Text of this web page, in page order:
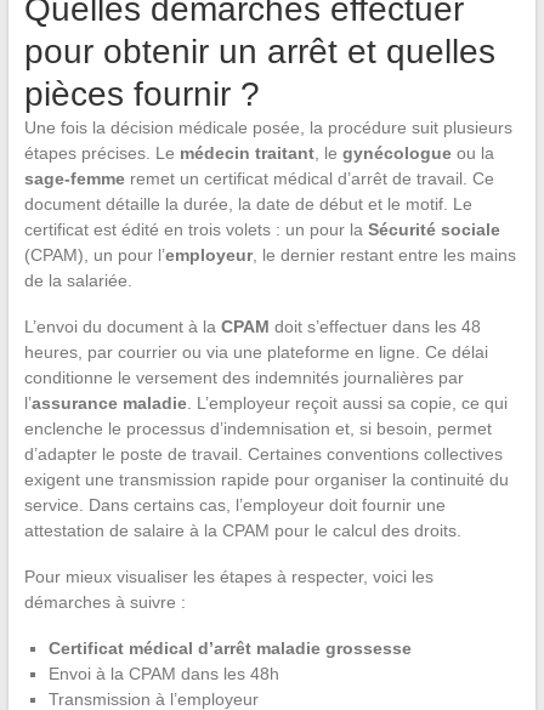
Quelles démarches effectuer
pour obtenir un arrêt et quelles
pièces fournir ?
Une fois la décision médicale posée, la procédure suit plusieurs
étapes précises. Le médecin traitant, le gynécologueou la
sage-femmeremet un certificat médical d’arrêt de travail. Ce
document détaille la durée, la date de début et le motif. Le
certificat est édité en trois volets : un pour la Sécurité sociale
(CPAM), un pour l’employeur, le dernier restant entre les mains
de la salariée.
L’envoi du document à la CPAM doit s’effectuer dans les 48
heures, par courrier ou via une plateforme en ligne. Ce délai
conditionne le versement des indemnités journalières par
l’assurance maladie. L’employeur reçoit aussi sa copie, ce qui
enclenche le processus d’indemnisation et, si besoin, permet
d’adapter le poste de travail. Certaines conventions collectives
exigent une transmission rapide pour organiser la continuité du
service. Dans certains cas, l’employeur doit fournir une
attestation de salaire à la CPAM pour le calcul des droits.
Pour mieux visualiser les étapes à respecter, voici les
démarches à suivre :
Certificat médical d’arrêt maladie grossesse
Envoi à la CPAM dans les 48h
Transmission à l’employeur